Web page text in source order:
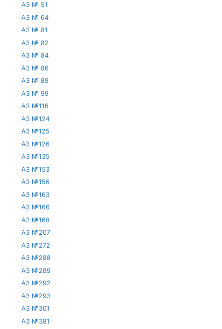
АЗ № 51
АЗ № 64
АЗ № 81
АЗ № 82
АЗ № 84
АЗ № 86
АЗ № 89
АЗ № 99
АЗ №116
АЗ №124
АЗ №125
АЗ №126
АЗ №135
АЗ №153
АЗ №156
АЗ №163
АЗ №166
АЗ №168
АЗ №207
АЗ №272
АЗ №288
АЗ №289
АЗ №292
АЗ №293
АЗ №301
АЗ №381